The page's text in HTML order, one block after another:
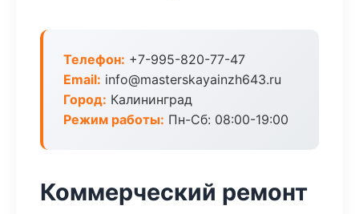
Телефон: +7-995-820-77-47
Email: info@masterskayainzh643.ru
Город: Калининград
Режим работы: Пн-Сб: 08:00-19:00
Коммерческий ремонт